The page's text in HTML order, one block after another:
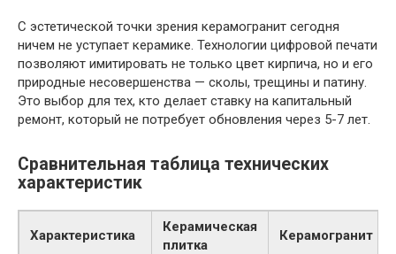
С эстетической точки зрения керамогранит сегодня
ничем не уступает керамике. Технологии цифровой печати
позволяют имитировать не только цвет кирпича, но и его
природные несовершенства — сколы, трещины и патину.
Это выбор для тех, кто делает ставку на капитальный
ремонт, который не потребует обновления через 5-7 лет.
Сравнительная таблица технических
характеристик
Характеристика
Керамическая
плитка
Керамогранит